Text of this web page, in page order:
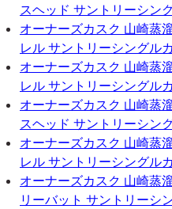
スヘッド サントリーシン
オーナーズカスク 山崎蒸
レル サントリーシングル
オーナーズカスク 山崎蒸
レル サントリーシングル
オーナーズカスク 山崎蒸
スヘッド サントリーシン
オーナーズカスク 山崎蒸
レル サントリーシングル
オーナーズカスク 山崎蒸
リーバット サントリーシ